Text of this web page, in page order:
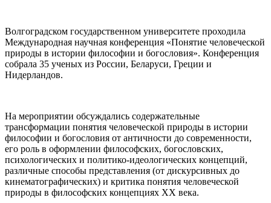
Волгоградском государственном университете проходила
Международная научная конференция «Понятие человеческой
природы в истории философии и богословия». Конференция
собрала 35 ученых из России, Беларуси, Греции и
Нидерландов.
На мероприятии обсуждались содержательные
трансформации понятия человеческой природы в истории
философии и богословия от античности до современности,
его роль в оформлении философских, богословских,
психологических и политико-идеологических концепций,
различные способы представления (от дискурсивных до
кинематографических) и критика понятия человеческой
природы в философских концепциях ХХ века.